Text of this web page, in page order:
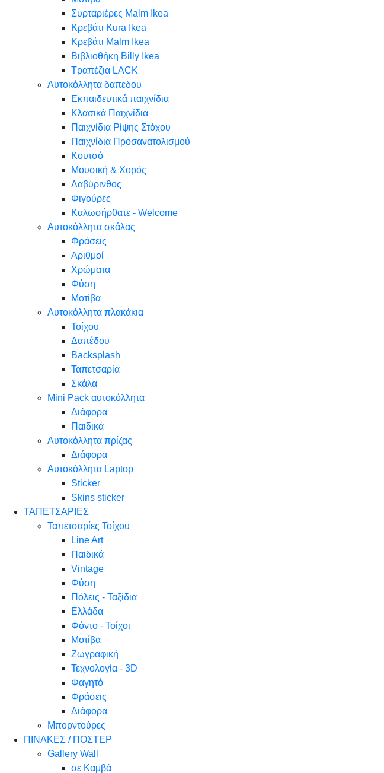
Συρταριέρες Malm Ikea
Κρεβάτι Kura Ikea
Κρεβάτι Malm Ikea
Βιβλιοθήκη Billy Ikea
Τραπέζια LACK
Αυτοκόλλητα δαπεδου
Εκπαιδευτικά παιχνίδια
Κλασικά Παιχνίδια
Παιχνίδια Ρίψης Στόχου
Παιχνίδια Προσανατολισμού
Κουτσό
Μουσική & Χορός
Λαβύρινθος
Φιγούρες
Καλωσήρθατε - Welcome
Αυτοκόλλητα σκάλας
Φράσεις
Αριθμοί
Χρώματα
Φύση
Μοτίβα
Αυτοκόλλητα πλακάκια
Τοίχου
Δαπέδου
Backsplash
Ταπετσαρία
Σκάλα
Mini Pack αυτοκόλλητα
Διάφορα
Παιδικά
Αυτοκόλλητα πρίζας
Διάφορα
Αυτοκόλλητα Laptop
Sticker
Skins sticker
ΤΑΠΕΤΣΑΡΙΕΣ
Ταπετσαρίες Τοίχου
Line Art
Παιδικά
Vintage
Φύση
Πόλεις - Ταξίδια
Ελλάδα
Φόντο - Τοίχοι
Μοτίβα
Ζωγραφική
Τεχνολογία - 3D
Φαγητό
Φράσεις
Διάφορα
Μπορντούρες
ΠΙΝΑΚΕΣ / ΠΟΣΤΕΡ
Gallery Wall
σε Καμβά